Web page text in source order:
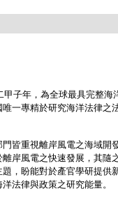
年，為全球最具完整海
一專精於研究海洋法律之
重視離岸風電之海域開
岸風電之快速發展，其隨
，盼能對於產官學研提供
法律與政策之研究能量。